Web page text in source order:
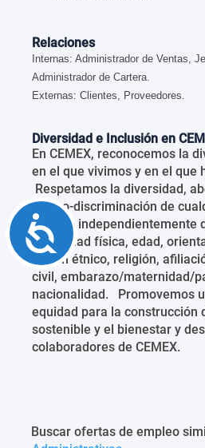
Accessibility
Relaciones
Internas: Administrador de Ventas,
Administrador de Cartera.
Externas: Clientes, Proveedores.
Diversidad e Inclusión en
En CEMEX, reconocemos la
en el que vivimos y en el que
Respetamos la diversidad,
y la no-discriminación de
talento, independientemente
capacidad física, edad,
origen étnico, religión,
civil, embarazo/maternidad/
nacionalidad. Promovemos
equidad para la construcción
sostenible y el bienestar y
colaboradores de CEMEX.
Buscar ofertas de empleo